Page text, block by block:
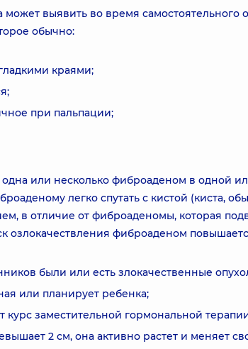
выявить во время самостоятельного
обычно:
краями;
при пальпации;
или несколько фиброаденом в одной
легко спутать с кистой (киста,
в отличие от фиброаденомы, которая
озлокачествления фиброаденом
были или есть злокачественные
или планирует ребенка;
курс заместительной гормональной
2 см, она активно растет и меняет